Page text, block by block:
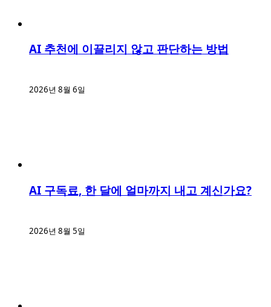
AI 추천에 이끌리지 않고 판단하는 방법
2026년 8월 6일
AI 구독료, 한 달에 얼마까지 내고 계신가요?
2026년 8월 5일